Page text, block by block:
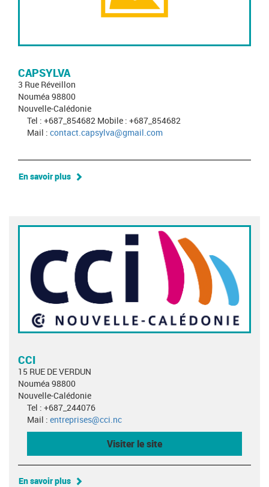
CAPSYLVA
3 Rue Réveillon
Nouméa 98800
Nouvelle-Calédonie
Tel : +687_854682 Mobile : +687_854682
Mail : contact.capsylva@gmail.com
En savoir plus
CCI
15 RUE DE VERDUN
Nouméa 98800
Nouvelle-Calédonie
Tel : +687_244076
Mail : entreprises@cci.nc
Visiter le site
En savoir plus